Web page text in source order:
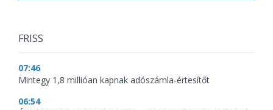
FRISS
07:46
Mintegy 1,8 millióan kapnak adószámla-értesítőt
06:54